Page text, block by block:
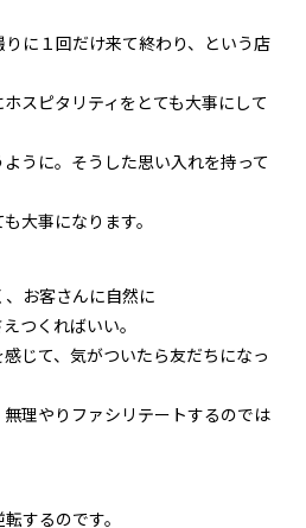
に１回だけ来て終わり、という店
スピタリティをとても大事にして
うに。そうした思い入れを持って
大事になります。
お客さんに自然に
つくればいい。
じて、気がついたら友だちになっ
理やりファシリテートするのでは
するのです。